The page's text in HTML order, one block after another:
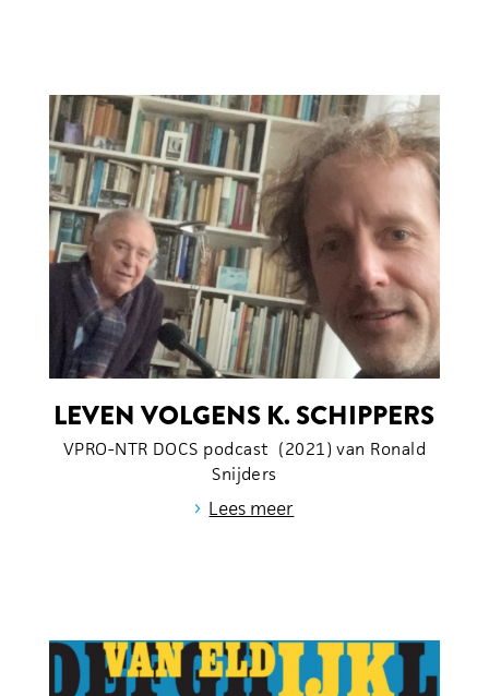
LEVEN VOLGENS K. SCHIPPERS
VPRO-NTR DOCS podcast (2021) van Ronald
Snijders
› Lees meer